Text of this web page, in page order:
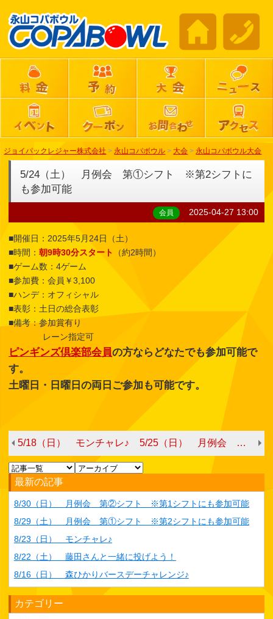
ジョイパックレジャー株式会社 > 永山コパボウル > 大会 > 永山コパボウル大会
5/24（土） 月例会 第①シフト ※第2シフトに
も参加可能
会員 2025-04-27 13:00
■開催日：2025年5月24日（土）
■時間： 朝9時30分スタート
（約2時間）
■ゲーム数：4ゲーム
■参加費：会員￥3,100
■ハンデ：オフィシャル
■表彰：土日の総合表彰
■備考：参加賞有り
レーン指定可
ピンギンズ倶楽部会員の方ならどなたでも参加可能で
す。
土曜日・日曜日の両日ご参加も可能です。
5/18（日） モンチャレ♪ 5/25（日） 月例会 第②シフト ※第1シフトにも参加可能
最新の記事
8/30（日） 月例会 第②シフト ※第1シフトにも参加可能
8/29（土） 月例会 第①シフト ※第2シフトにも参加可能
8/23（日） モンチャレ♪
8/22（土） 藤田さんと一緒に投げよう！
8/16（日） 森ひかりバースデーチャレンジ♪
カテゴリー